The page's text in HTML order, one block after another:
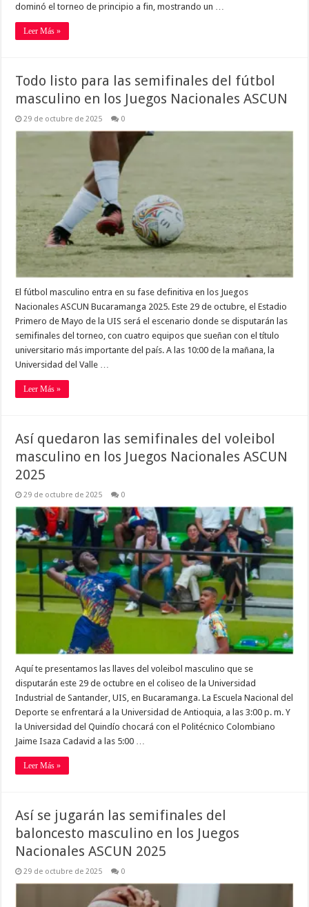
dominó el torneo de principio a fin, mostrando un …
Leer Más »
Todo listo para las semifinales del fútbol
masculino en los Juegos Nacionales ASCUN
29 de octubre de 2025 0
El fútbol masculino entra en su fase definitiva en los Juegos
Nacionales ASCUN Bucaramanga 2025. Este 29 de octubre, el Estadio
Primero de Mayo de la UIS será el escenario donde se disputarán las
semifinales del torneo, con cuatro equipos que sueñan con el título
universitario más importante del país. A las 10:00 de la mañana, la
Universidad del Valle …
Leer Más »
Así quedaron las semifinales del voleibol
masculino en los Juegos Nacionales ASCUN
2025
29 de octubre de 2025 0
Aquí te presentamos las llaves del voleibol masculino que se
disputarán este 29 de octubre en el coliseo de la Universidad
Industrial de Santander, UIS, en Bucaramanga. La Escuela Nacional del
Deporte se enfrentará a la Universidad de Antioquia, a las 3:00 p. m. Y
la Universidad del Quindío chocará con el Politécnico Colombiano
Jaime Isaza Cadavid a las 5:00 …
Leer Más »
Así se jugarán las semifinales del
baloncesto masculino en los Juegos
Nacionales ASCUN 2025
29 de octubre de 2025 0